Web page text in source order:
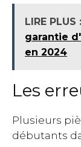
LIRE PLUS :
garantie
en 2024
Les
Plusieurs
débutants